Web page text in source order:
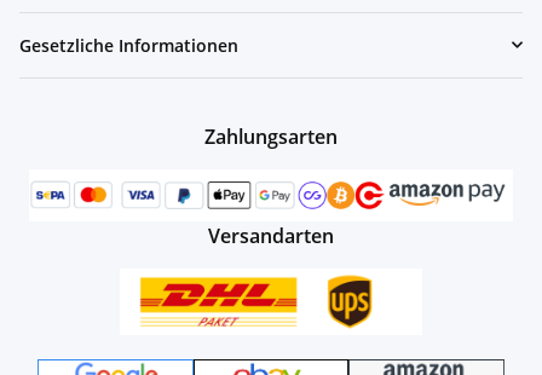
Gesetzliche Informationen
Zahlungsarten
Versandarten